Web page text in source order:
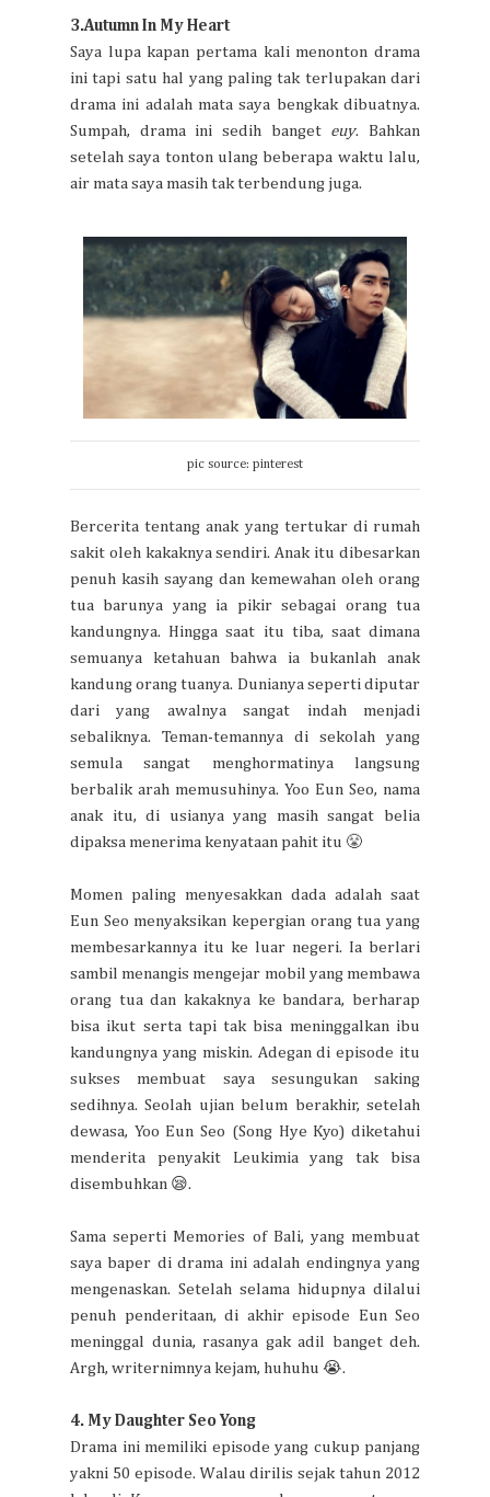
3.Autumn In My Heart
Saya lupa kapan pertama kali menonton drama
ini tapi satu hal yang paling tak terlupakan dari
drama ini adalah mata saya bengkak dibuatnya.
Sumpah, drama ini sedih banget euy. Bahkan
setelah saya tonton ulang beberapa waktu lalu,
air mata saya masih tak terbendung juga.
pic source: pinterest
Bercerita tentang anak yang tertukar di rumah
sakit oleh kakaknya sendiri. Anak itu dibesarkan
penuh kasih sayang dan kemewahan oleh orang
tua barunya yang ia pikir sebagai orang tua
kandungnya. Hingga saat itu tiba, saat dimana
semuanya ketahuan bahwa ia bukanlah anak
kandung orang tuanya. Dunianya seperti diputar
dari yang awalnya sangat indah menjadi
sebaliknya. Teman-temannya di sekolah yang
semula sangat menghormatinya langsung
berbalik arah memusuhinya. Yoo Eun Seo, nama
anak itu, di usianya yang masih sangat belia
dipaksa menerima kenyataan pahit itu 😤
Momen paling menyesakkan dada adalah saat
Eun Seo menyaksikan kepergian orang tua yang
membesarkannya itu ke luar negeri. Ia berlari
sambil menangis mengejar mobil yang membawa
orang tua dan kakaknya ke bandara, berharap
bisa ikut serta tapi tak bisa meninggalkan ibu
kandungnya yang miskin. Adegan di episode itu
sukses membuat saya sesungukan saking
sedihnya. Seolah ujian belum berakhir, setelah
dewasa, Yoo Eun Seo (Song Hye Kyo) diketahui
menderita penyakit Leukimia yang tak bisa
disembuhkan 😪.
Sama seperti Memories of Bali, yang membuat
saya baper di drama ini adalah endingnya yang
mengenaskan. Setelah selama hidupnya dilalui
penuh penderitaan, di akhir episode Eun Seo
meninggal dunia, rasanya gak adil banget deh.
Argh, writernimnya kejam, huhuhu 😭.
4. My Daughter Seo Yong
Drama ini memiliki episode yang cukup panjang
yakni 50 episode. Walau dirilis sejak tahun 2012